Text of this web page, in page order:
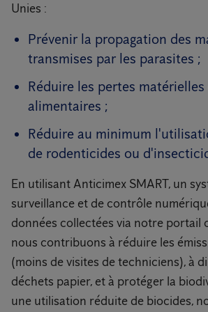
Unies :
Prévenir la propagation des
transmises par les parasites ;
Réduire les pertes
alimentaires ;
Réduire au minimum
de rodenticides ou
En utilisant Anticimex SMART, un
surveillance et de contrôle
données collectées via notre portail
nous contribuons à réduire les
(moins de visites de techniciens), à
déchets papier, et à protéger la
une utilisation réduite de biocides,